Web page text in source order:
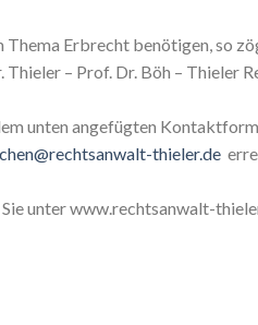
Thema Erbrecht benötigen, so
Thieler – Prof. Dr. Böh – Thieler
unten angefügten
thieler.de
unter www.rechtsanwalt-